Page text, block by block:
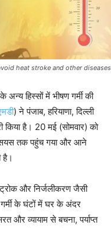
heat stroke and other diseases
अन्य हिस्सों में भीषण गर्मी की
) ने पंजाब, हरियाणा, दिल्ली
है। 20 मई (सोमवार) को
तक पहुंच गया और आने
है।
और निर्जलीकरण जैसी
के घंटों में घर के अंदर
व्यायाम से बचना, पर्याप्त